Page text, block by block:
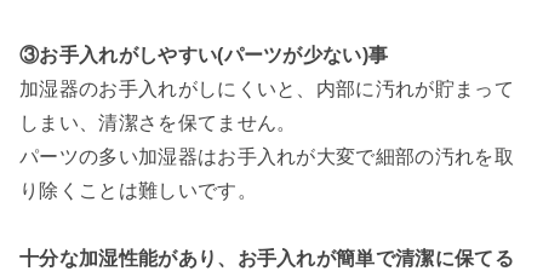
③お手入れがしやすい(パーツが少ない)事
加湿器のお手入れがしにくいと、内部に汚れが貯まって
しまい、清潔さを保てません。
パーツの多い加湿器はお手入れが大変で細部の汚れを取
り除くことは難しいです。
十分な加湿性能があり、お手入れが簡単で清潔に保てる